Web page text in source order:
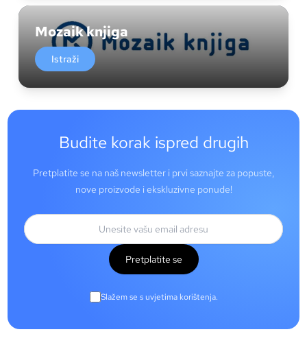
Mozaik knjiga
Istraži
Budite korak ispred drugih
Pretplatite se na naš newsletter i prvi saznajte za popuste,
nove proizvode i ekskluzivne ponude!
Pretplatite se
Slažem se s uvjetima korištenja.